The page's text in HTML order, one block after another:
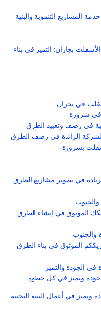
المشاريع التنموية والبنية
بجازان: التميز في بناء
في نجران
في شرورة
في رصف وتعبيد الطرق
الرائدة في رصف الطرق
بشرورة
في تطوير مشاريع الطرق
الموثوق في إنشاء الطرق
والجنوب
الموثوق في بناء الطرق
الجودة والتميز
وتميز في كل خطوة
في أعمال البنية التحتية